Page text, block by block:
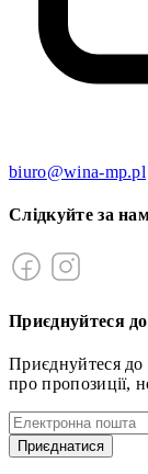
biuro@wina-mp.pl
Слідкуйте за
Приєднуйтеся
Приєднуйтеся до
про пропозиції,
Приєднатися